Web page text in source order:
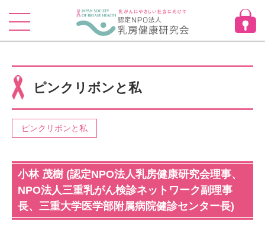
ピンクリボンと私
ピンクリボンと私
小林 茂樹 (認定NPO法人乳房健康研究会理事、
NPO法人三重乳がん検診ネットワーク副理事
長、三重大学医学部附属病院健診センター長)